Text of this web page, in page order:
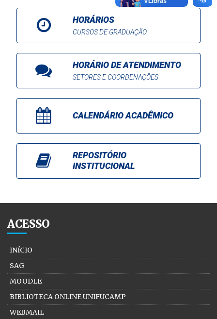
HORÁRIOS
CURSOS DE GRADUAÇÃO
HORÁRIO DE ATENDIMENTO
SETORES E COORDENAÇÕES
CALENDÁRIO ACADÊMICO
REPOSITÓRIO
INSTITUCIONAL
ACESSO
INÍCIO
SAG
MOODLE
BIBLIOTECA ONLINE UNIFUCAMP
WEBMAIL